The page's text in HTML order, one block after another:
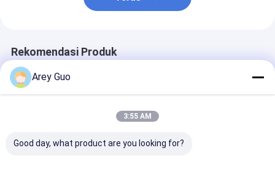
Rekomendasi Produk
Arey Guo
3:55 AM
Good day, what product are you looking for?